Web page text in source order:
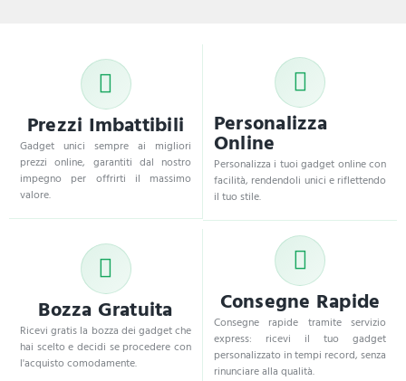
Prezzi Imbattibili
Gadget unici sempre ai migliori
prezzi online, garantiti dal nostro
impegno per offrirti il massimo
valore.
Personalizza
Online
Personalizza i tuoi gadget online con
facilità, rendendoli unici e riflettendo
il tuo stile.
Bozza Gratuita
Ricevi gratis la bozza dei gadget che
hai scelto e decidi se procedere con
l'acquisto comodamente.
Consegne Rapide
Consegne rapide tramite servizio
express: ricevi il tuo gadget
personalizzato in tempi record, senza
rinunciare alla qualità.